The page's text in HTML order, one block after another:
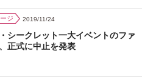
ジ 2019/11/24
シークレット一大イベントのファ
正式に中止を発表